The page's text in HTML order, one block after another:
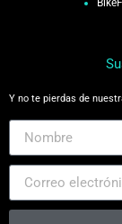
Y no te pierdas de